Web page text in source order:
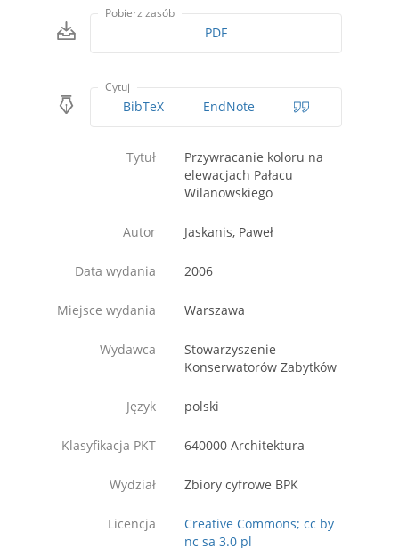
Pobierz zasób
PDF
Cytuj
BibTeX EndNote
Tytuł
Przywracanie koloru na
elewacjach Pałacu
Wilanowskiego
Autor Jaskanis, Paweł
Data wydania 2006
Miejsce wydania Warszawa
Wydawca
Stowarzyszenie
Konserwatorów Zabytków
Język polski
Klasyfikacja PKT 640000 Architektura
Wydział Zbiory cyfrowe BPK
Licencja
Creative Commons; cc by
nc sa 3.0 pl